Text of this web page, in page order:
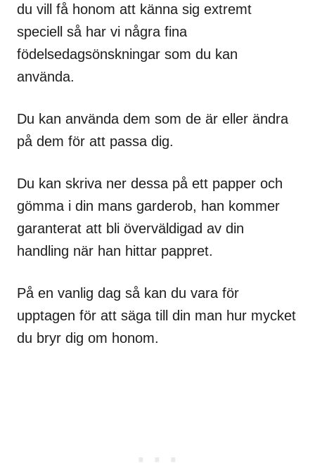
du vill få honom att känna sig extremt
speciell så har vi några fina
födelsedagsönskningar som du kan
använda.
Du kan använda dem som de är eller ändra
på dem för att passa dig.
Du kan skriva ner dessa på ett papper och
gömma i din mans garderob, han kommer
garanterat att bli överväldigad av din
handling när han hittar pappret.
På en vanlig dag så kan du vara för
upptagen för att säga till din man hur mycket
du bryr dig om honom.